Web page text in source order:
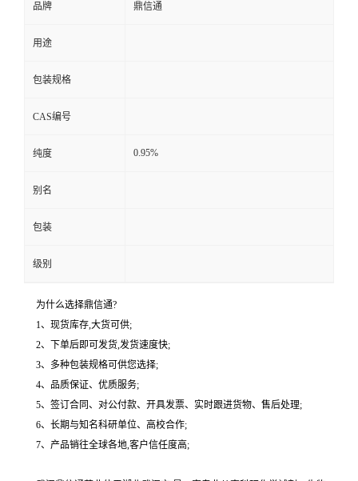
品牌 鼎信通
用途
包装规格
CAS编号
纯度 0.95%
别名
包装
级别
为什么选择鼎信通?
1、现货库存,大货可供;
2、下单后即可发货,发货速度快;
3、多种包装规格可供您选择;
4、品质保证、优质服务;
5、签订合同、对公付款、开具发票、实时跟进货物、售后处理;
6、长期与知名科研单位、高校合作;
7、产品销往全球各地,客户信任度高;